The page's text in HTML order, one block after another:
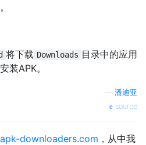
将下载 Downloads 目录中的应用
装APK。
潘迪亚
source
apk-downloaders.com ，从中我